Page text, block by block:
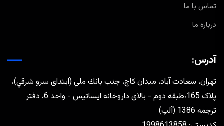
تماس با ما
درباره ما
آدرس:
تهران، سعادت آباد، ميدان كاج، جنب بانك ملي (ابتدای سرو شرقي)،
پلاک 165،طبقه دوم - بالای داروخانه ایساتیس - واحد 6، دفتر
ترجمه 1386 (آلپ)